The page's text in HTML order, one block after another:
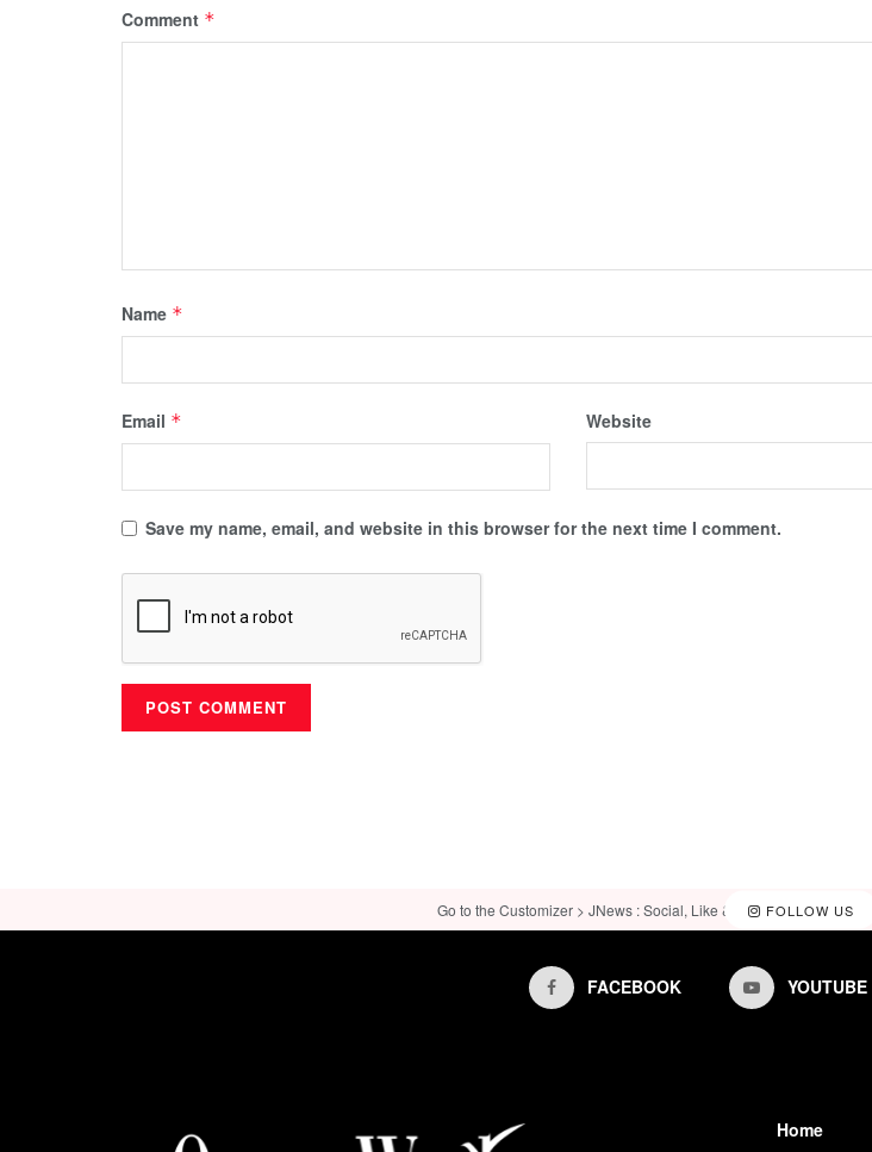
Comment *
Name *
Email * Website
Save my name, email, and website in this browser for the next time I comment.
FOLLOW US
Go to the Customizer > JNews : Social, Like & View > Instagram
FACEBOOK YOUTUBE
Home